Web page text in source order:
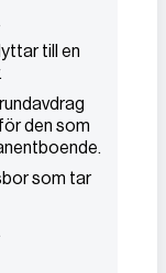
till en
den som
som tar